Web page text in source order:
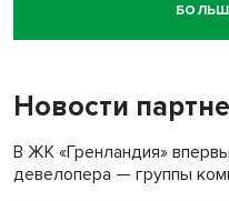
Новосибирский суд
пенсионерки на вокзале
«Мы живём на пастбище!»:
терроризируют жителей
Новости
В ЖК «Гренландия»
девелопера — группы